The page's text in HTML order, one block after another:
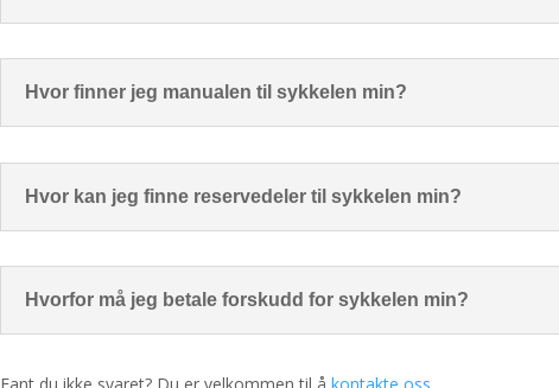
Hvor finner jeg manualen til sykkelen min?
Hvor kan jeg finne reservedeler til sykkelen min?
Hvorfor må jeg betale forskudd for sykkelen min?